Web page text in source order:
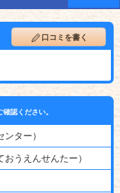
口コミを書く
認ください。
ター）
うえんせんたー）